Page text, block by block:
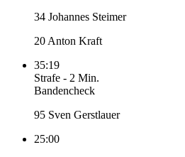
34 Johannes Steimer
20 Anton Kraft
35:19
Strafe - 2 Min.
Bandencheck
95 Sven Gerstlauer
25:00